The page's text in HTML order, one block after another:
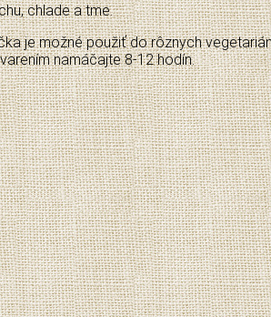
chlade a tme.
je možné použiť do rôznych
namáčajte 8-12 hodín.